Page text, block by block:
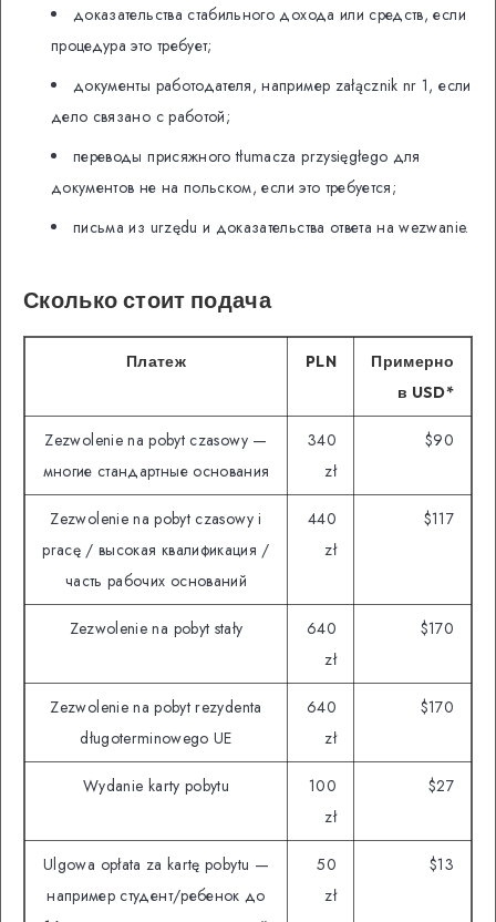
доказательства стабильного дохода или средств, если
процедура это требует;
документы работодателя, например załącznik nr 1, если
дело связано с работой;
переводы присяжного tłumacza przysięgłego для
документов не на польском, если это требуется;
письма из urzędu и доказательства ответа на wezwanie.
Сколько стоит подача
Платеж PLN
Примерно
в USD*
Zezwolenie na pobyt czasowy —
многие стандартные основания
340
zł
$90
Zezwolenie na pobyt czasowy i
pracę / высокая квалификация /
часть рабочих оснований
440
zł
$117
Zezwolenie na pobyt stały
640
zł
$170
Zezwolenie na pobyt rezydenta
długoterminowego UE
640
zł
$170
Wydanie karty pobytu
100
zł
$27
Ulgowa opłata za kartę pobytu —
например студент/ребенок до
50
zł
$13